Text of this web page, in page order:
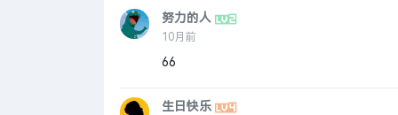
努力的人
10月前
66
生日快乐